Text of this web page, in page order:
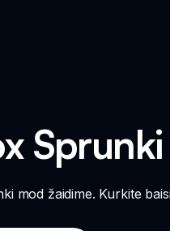
mod žaidime. Kurkite